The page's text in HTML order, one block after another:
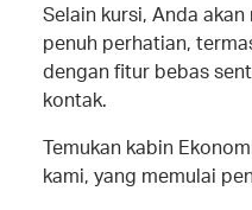
Selain kursi, Anda
penuh perhatian,
dengan fitur bebas
kontak.
Temukan kabin
kami, yang memulai